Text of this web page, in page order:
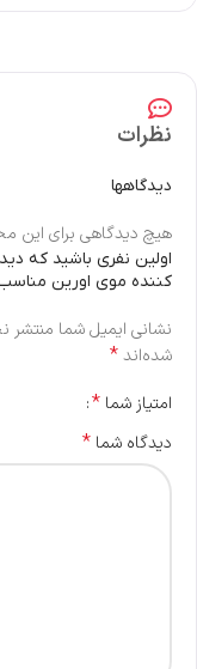
نظرات
دیدگاهها
هیچ دیدگاهی برای این
اولین نفری باشید که
کننده موی اورین
نشانی ایمیل شما منتشر
شده‌اند*
امتیاز شما *
دیدگاه شما *